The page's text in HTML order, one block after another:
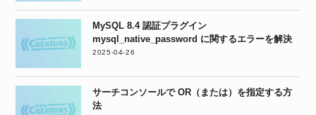
MySQL 8.4 認証プラグイン
mysql_native_password に関するエラーを解決
2025-04-26
サーチコンソールで OR（または）を指定する方
法